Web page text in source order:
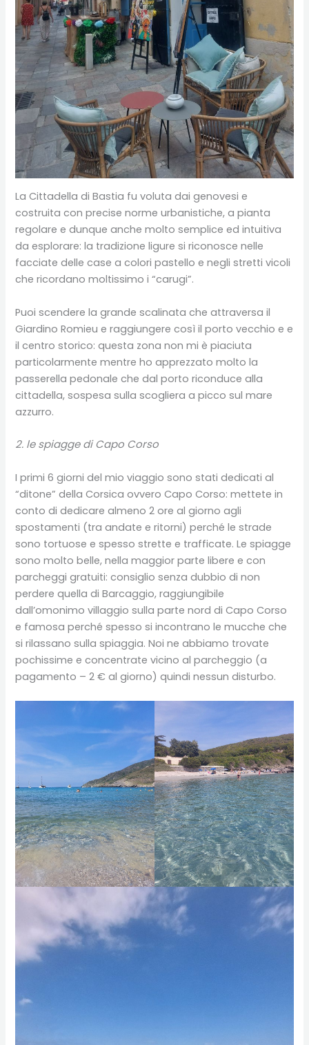
La Cittadella di Bastia fu voluta dai genovesi e
costruita con precise norme urbanistiche, a pianta
regolare e dunque anche molto semplice ed intuitiva
da esplorare: la tradizione ligure si riconosce nelle
facciate delle case a colori pastello e negli stretti vicoli
che ricordano moltissimo i “carugi”.
Puoi scendere la grande scalinata che attraversa il
Giardino Romieu e raggiungere così il porto vecchio e e
il centro storico: questa zona non mi è piaciuta
particolarmente mentre ho apprezzato molto la
passerella pedonale che dal porto riconduce alla
cittadella, sospesa sulla scogliera a picco sul mare
azzurro.
2. le spiagge di Capo Corso
I primi 6 giorni del mio viaggio sono stati dedicati al
“ditone” della Corsica ovvero Capo Corso: mettete in
conto di dedicare almeno 2 ore al giorno agli
spostamenti (tra andate e ritorni) perché le strade
sono tortuose e spesso strette e trafficate. Le spiagge
sono molto belle, nella maggior parte libere e con
parcheggi gratuiti: consiglio senza dubbio di non
perdere quella di Barcaggio, raggiungibile
dall’omonimo villaggio sulla parte nord di Capo Corso
e famosa perché spesso si incontrano le mucche che
si rilassano sulla spiaggia. Noi ne abbiamo trovate
pochissime e concentrate vicino al parcheggio (a
pagamento – 2 € al giorno) quindi nessun disturbo.